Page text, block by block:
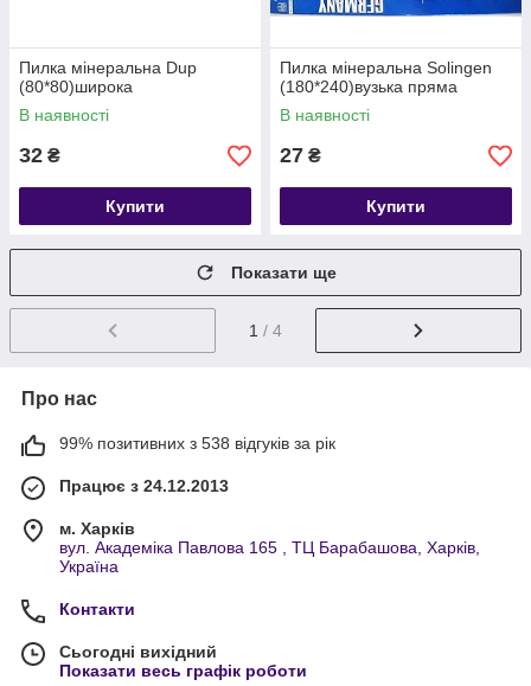
Пилка мінеральна Dup
(80*80)широка
В наявності
32 ₴
Купити
Пилка мінеральна Solingen
(180*240)вузька пряма
В наявності
27 ₴
Купити
Показати ще
1 / 4
Про нас
99% позитивних з 538 відгуків за рік
Працює з 24.12.2013
м. Харків
вул. Академіка Павлова 165 , ТЦ Барабашова, Харків,
Україна
Контакти
Сьогодні вихідний
Показати весь графік роботи